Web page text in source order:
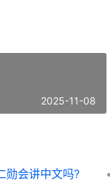
2025-11-08
勋会讲中文吗?